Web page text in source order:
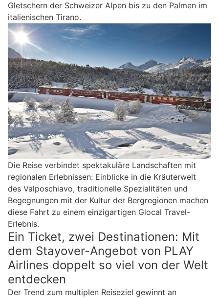
Gletschern der Schweizer Alpen bis zu den Palmen im
italienischen Tirano.
Die Reise verbindet spektakuläre Landschaften mit
regionalen Erlebnissen: Einblicke in die Kräuterwelt
des Valposchiavo, traditionelle Spezialitäten und
Begegnungen mit der Kultur der Bergregionen machen
diese Fahrt zu einem einzigartigen Glocal Travel-
Erlebnis.
Ein Ticket, zwei Destinationen: Mit
dem Stayover-Angebot von PLAY
Airlines doppelt so viel von der Welt
entdecken
Der Trend zum multiplen Reiseziel gewinnt an